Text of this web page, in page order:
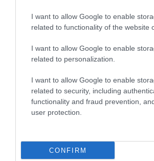
I want to allow Google to enable
related to functionality of the website
I want to allow Google to enable
related to personalization.
I want to allow Google to enable
related to security, including
functionality and fraud prevention,
user protection.
CONFIRM
SÖRFŐZDÉBE, A BENCÉS
APÁTSÁG HABOS OLDALÁRA